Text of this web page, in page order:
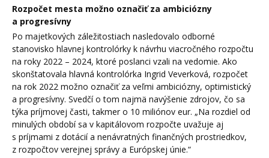
Rozpočet mesta možno označiť za ambiciózny
a progresívny
Po majetkových záležitostiach nasledovalo odborné
stanovisko hlavnej kontrolórky k návrhu viacročného rozpočtu
na roky 2022 – 2024, ktoré poslanci vzali na vedomie. Ako
skonštatovala hlavná kontrolórka Ingrid Veverková, rozpočet
na rok 2022 možno označiť za veľmi ambiciózny, optimistický
a progresívny. Svedčí o tom najmä navýšenie zdrojov, čo sa
týka príjmovej časti, takmer o 10 miliónov eur. „Na rozdiel od
minulých období sa v kapitálovom rozpočte uvažuje aj
s príjmami z dotácií a nenávratných finančných prostriedkov,
z rozpočtov verejnej správy a Európskej únie.“